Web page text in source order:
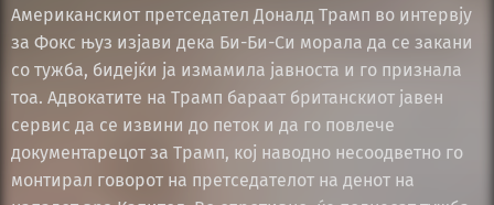
Американскиот претседател Доналд Трамп во интервју
за Фокс њуз изјави дека Би-Би-Си морала да се закани
со тужба, бидејќи ја измамила јавноста и го признала
тоа. Адвокатите на Трамп бараат британскиот јавен
сервис да се извини до петок и да го повлече
документарецот за Трамп, кој наводно несоодветно го
монтирал говорот на претседателот на денот на